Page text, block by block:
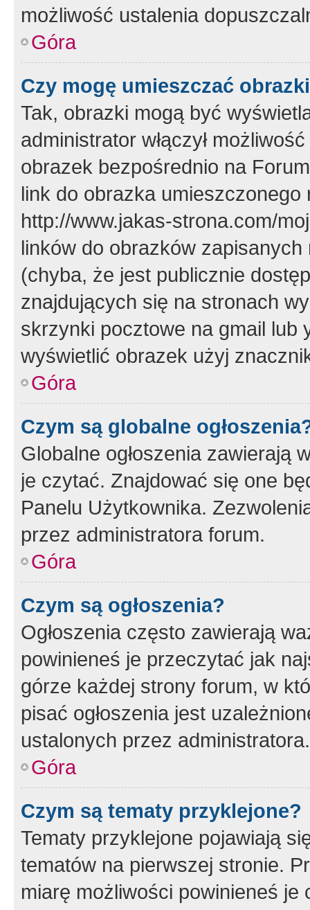
możliwość ustalenia
Góra
Czy mogę umieszczać
Tak, obrazki mogą być
administrator włączył
obrazek bezpośrednio na
link do obrazka
http://www.jakas-strona.com/
linków do obrazków
(chyba, że jest publicznie
znajdujących się na stronach
skrzynki pocztowe na gmail lub
wyświetlić obrazek użyj
Góra
Czym są globalne
Globalne ogłoszenia zawierają
je czytać. Znajdować się one
Panelu Użytkownika.
przez administratora forum.
Góra
Czym są ogłoszenia?
Ogłoszenia często zawierają
powinieneś je przeczytać jak
górze każdej strony forum, w
pisać ogłoszenia jest
ustalonych przez administratora.
Góra
Czym są tematy przyklejone?
Tematy przyklejone pojawiają
tematów na pierwszej stronie.
miarę możliwości powinieneś je